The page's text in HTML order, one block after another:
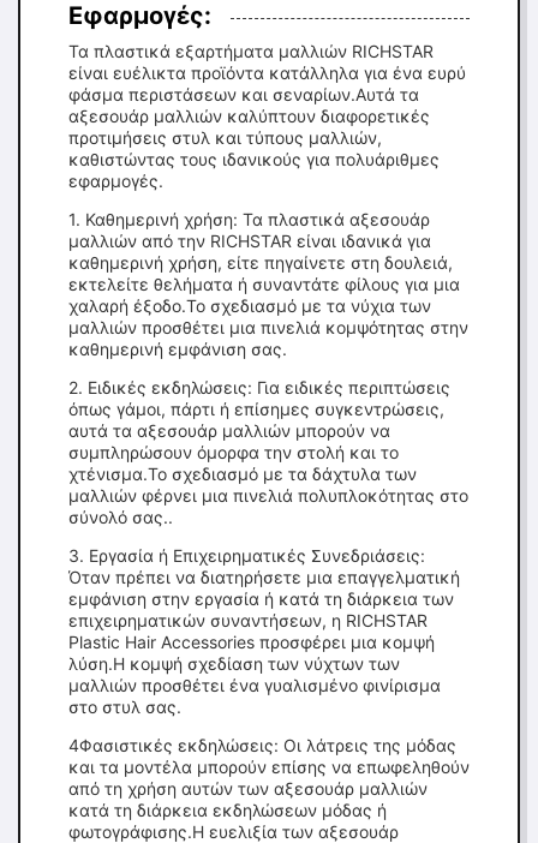
Εφαρμογές:
Τα πλαστικά εξαρτήματα μαλλιών RICHSTAR
είναι ευέλικτα προϊόντα κατάλληλα για ένα ευρύ
φάσμα περιστάσεων και σεναρίων.Αυτά τα
αξεσουάρ μαλλιών καλύπτουν διαφορετικές
προτιμήσεις στυλ και τύπους μαλλιών,
καθιστώντας τους ιδανικούς για πολυάριθμες
εφαρμογές.
1. Καθημερινή χρήση: Τα πλαστικά αξεσουάρ
μαλλιών από την RICHSTAR είναι ιδανικά για
καθημερινή χρήση, είτε πηγαίνετε στη δουλειά,
εκτελείτε θελήματα ή συναντάτε φίλους για μια
χαλαρή έξοδο.Το σχεδιασμό με τα νύχια των
μαλλιών προσθέτει μια πινελιά κομψότητας στην
καθημερινή εμφάνιση σας.
2. Ειδικές εκδηλώσεις: Για ειδικές περιπτώσεις
όπως γάμοι, πάρτι ή επίσημες συγκεντρώσεις,
αυτά τα αξεσουάρ μαλλιών μπορούν να
συμπληρώσουν όμορφα την στολή και το
χτένισμα.Το σχεδιασμό με τα δάχτυλα των
μαλλιών φέρνει μια πινελιά πολυπλοκότητας στο
σύνολό σας..
3. Εργασία ή Επιχειρηματικές Συνεδριάσεις:
Όταν πρέπει να διατηρήσετε μια επαγγελματική
εμφάνιση στην εργασία ή κατά τη διάρκεια των
επιχειρηματικών συναντήσεων, η RICHSTAR
Plastic Hair Accessories προσφέρει μια κομψή
λύση.Η κομψή σχεδίαση των νύχτων των
μαλλιών προσθέτει ένα γυαλισμένο φινίρισμα
στο στυλ σας.
4Φασιστικές εκδηλώσεις: Οι λάτρεις της μόδας
και τα μοντέλα μπορούν επίσης να επωφεληθούν
από τη χρήση αυτών των αξεσουάρ μαλλιών
κατά τη διάρκεια εκδηλώσεων μόδας ή
φωτογράφισης.Η ευελιξία των αξεσουάρ